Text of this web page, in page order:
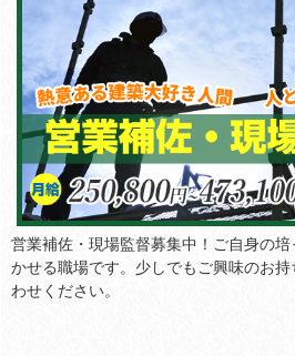
営業補佐・現場監督募集中！ご自身の
かせる職場です。少しでもご興味のお
わせください。